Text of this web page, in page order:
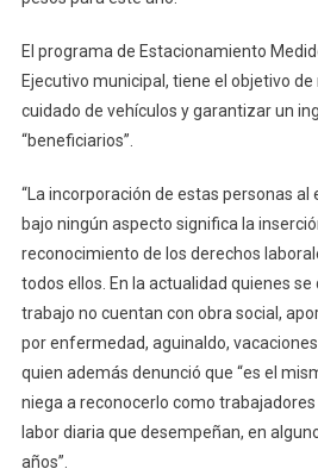
El programa de Estacionamiento
Ejecutivo municipal, tiene el objetivo
cuidado de vehículos y garantizar un
“beneficiarios”.
“La incorporación de estas personas
bajo ningún aspecto significa la
reconocimiento de los derechos
todos ellos. En la actualidad quienes
trabajo no cuentan con obra social,
por enfermedad, aguinaldo, vacaciones
quien además denunció que “es el
niega a reconocerlo como
labor diaria que desempeñan, en
años”.